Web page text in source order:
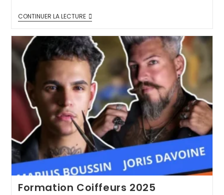
CONTINUER LA LECTURE
Formation Coiffeurs 2025